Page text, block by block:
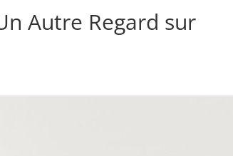
Autre Regard sur